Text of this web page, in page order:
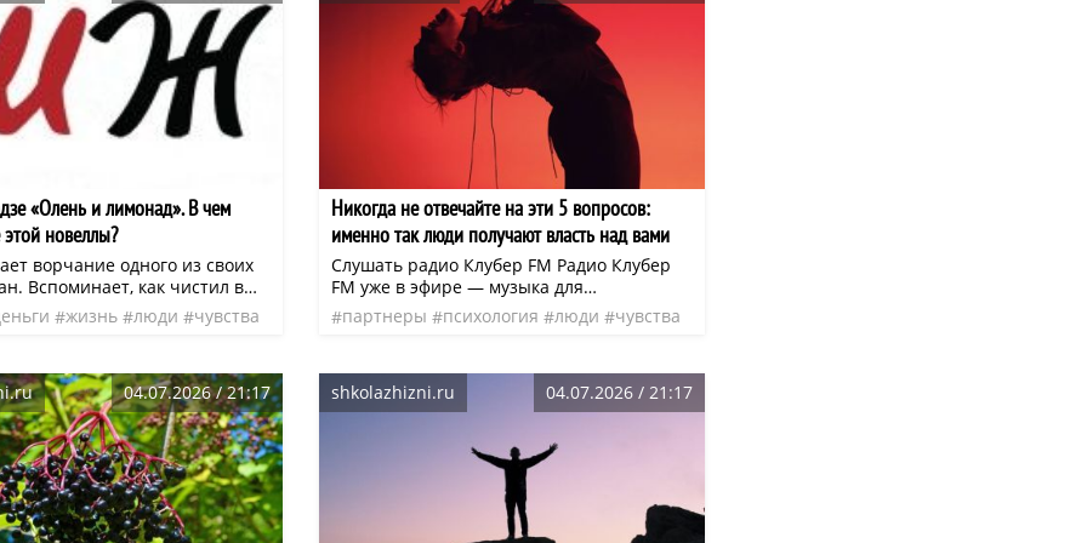
много лет.
«Олень и лимонад». В чем
новеллы?
ворчание одного из своих
Вспоминает, как чистил в
которого ему привез на
брат. Досадует, что
электричества.
жизнь люди
чувства
Никогда не отвечайте на эти 5 вопросов:
именно так люди получают власть над вами
Слушать радио Клубер FM Радио Клубер
FM уже в эфире — музыка для
вдохновения, отдыха и повседневных дел.
Слушайте онлайн или в приложении:
партнеры психология люди
чувства
04.07.2026 / 21:17 shkolazhizni.ru 04.07.2026 / 21:17